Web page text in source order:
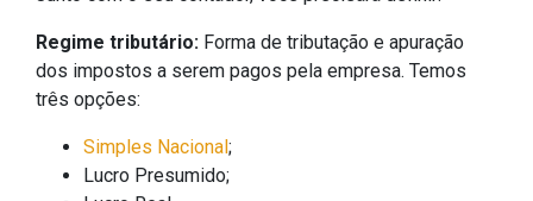
Regime tributário: Forma de tributação e apuração
dos impostos a serem pagos pela empresa. Temos
três opções:
Simples Nacional;
Lucro Presumido;